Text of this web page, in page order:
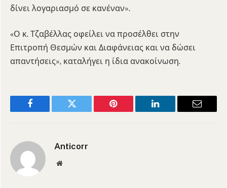
δίνει λογαριασμό σε κανέναν».
«Ο κ. Τζαβέλλας οφείλει να προσέλθει στην
Επιτροπή Θεσμών και Διαφάνειας και να δώσει
απαντήσεις», καταλήγει η ίδια ανακοίνωση.
Facebook Twitter Pinterest LinkedIn Email
Anticorr
Website